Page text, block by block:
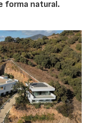
forma natural.